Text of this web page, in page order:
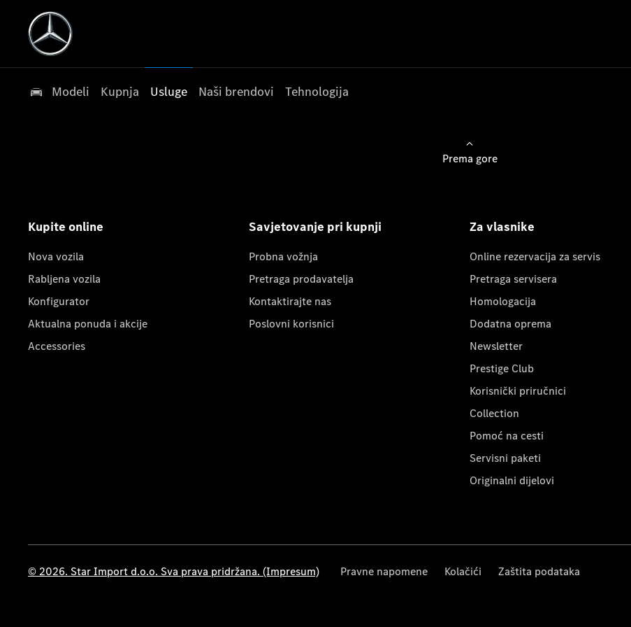
Modeli Kupnja Usluge Naši brendovi Tehnologija
Prema gore
Kupite online
Nova vozila
Rabljena vozila
Konfigurator
Aktualna ponuda i akcije
Accessories
Savjetovanje pri kupnji
Probna vožnja
Pretraga prodavatelja
Kontaktirajte nas
Poslovni korisnici
Za vlasnike
Online rezervacija za servis
Pretraga servisera
Homologacija
Dodatna oprema
Newsletter
Prestige Club
Korisnički priručnici
Collection
Pomoć na cesti
Servisni paketi
Originalni dijelovi
© 2026. Star Import d.o.o. Sva prava pridržana. (Impresum) Pravne napomene Kolačići Zaštita podataka